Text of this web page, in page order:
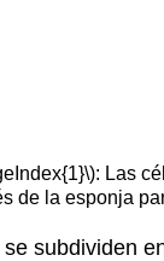
: Las
de la esponja
subdividen